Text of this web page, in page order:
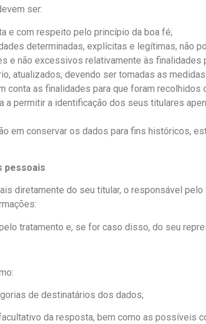
ser:
e com respeito pelo princípio da boa fé;
determinadas, explícitas e legítimas, não
e não excessivos relativamente às
atualizados, devendo ser tomadas as
conta as finalidades para que foram recolhidos
a permitir a identificação dos seus titulares
em conservar os dados para fins históricos,
pessoais
diretamente do seu titular, o responsável
tratamento e, se for caso disso, do seu
de destinatários dos dados;
da resposta, bem como as possíveis